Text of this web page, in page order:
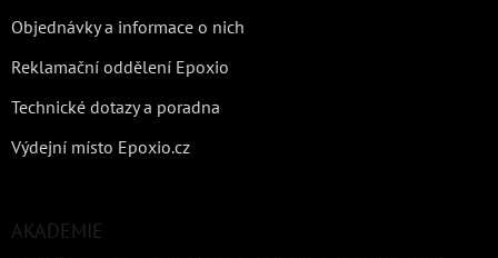
Objednávky a informace o nich
Reklamační oddělení Epoxio
Technické dotazy a poradna
Výdejní místo Epoxio.cz
AKADEMIE